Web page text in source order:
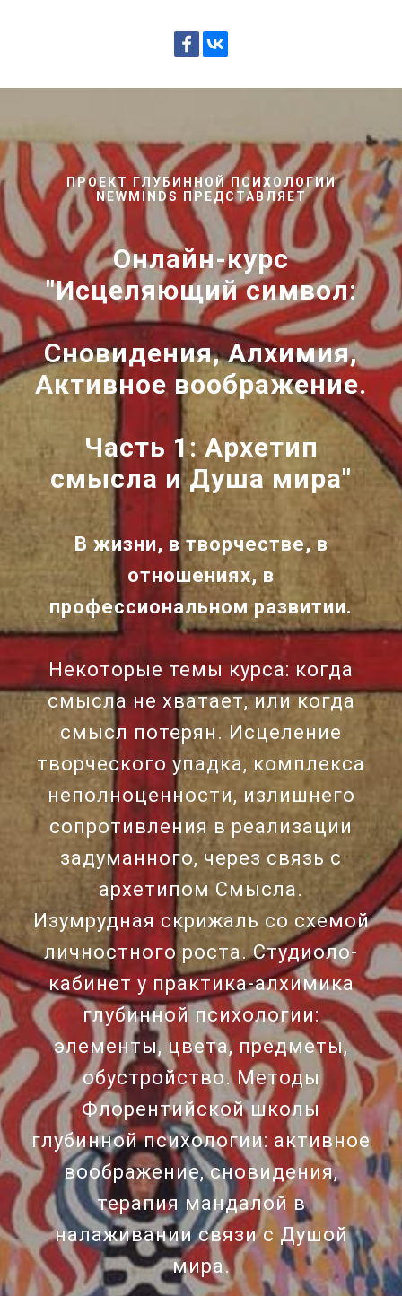
ПРОЕКТ ГЛУБИННОЙ ПСИХОЛОГИИ
NEWMINDS ПРЕДСТАВЛЯЕТ
Онлайн-курс
"Исцеляющий символ:
Сновидения, Алхимия,
Активное воображение.
Часть 1: Архетип
смысла и Душа мира"
В жизни, в творчестве, в
отношениях, в
профессиональном развитии.
Некоторые темы курса: когда
смысла не хватает, или когда
смысл потерян. Исцеление
творческого упадка, комплекса
неполноценности, излишнего
сопротивления в реализации
задуманного, через связь с
архетипом Смысла.
Изумрудная скрижаль со схемой
личностного роста. Студиоло-
кабинет у практика-алхимика
глубинной психологии:
элементы, цвета, предметы,
обустройство. Методы
Флорентийской школы
глубинной психологии: активное
воображение, сновидения,
терапия мандалой в
налаживании связи с Душой
мира.